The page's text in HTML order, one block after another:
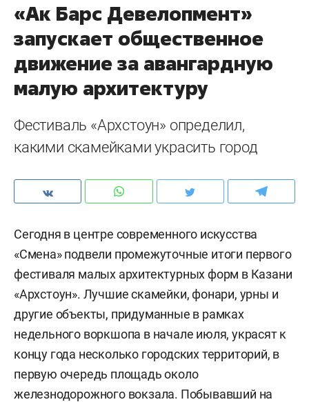
«Ак Барс Девелопмент»
запускает общественное
движение за авангардную
малую архитектуру
Фестиваль «Архстоун» определил,
какими скамейками украсить город
Сегодня в центре современного искусства
«Смена» подвели промежуточные итоги первого
фестиваля малых архитектурных форм в Казани
«Архстоун». Лучшие скамейки, фонари, урны и
другие объекты, придуманные в рамках
недельного воркшопа в начале июля, украсят к
концу года несколько городских территорий, в
первую очередь площадь около
железнодорожного вокзала. Побывавший на